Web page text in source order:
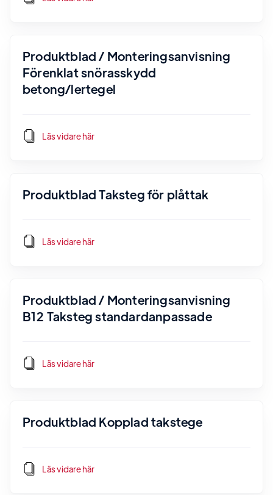
Produktblad / Monteringsanvisning
Förenklat snörasskydd
betong/lertegel
Läs vidare här
Produktblad Taksteg för plåttak
Läs vidare här
Produktblad / Monteringsanvisning
B12 Taksteg standardanpassade
Läs vidare här
Produktblad Kopplad takstege
Läs vidare här